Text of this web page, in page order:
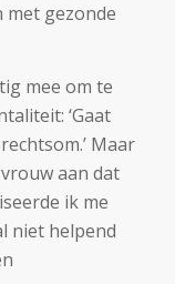
met gezonde
mee om te
‘Gaat
Maar
aan dat
ik me
niet helpend